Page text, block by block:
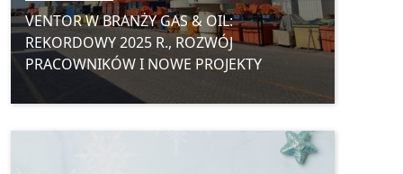
VENTOR W BRANŻY GAS & OIL:
REKORDOWY 2025 R., ROZWÓJ
PRACOWNIKÓW I NOWE PROJEKTY